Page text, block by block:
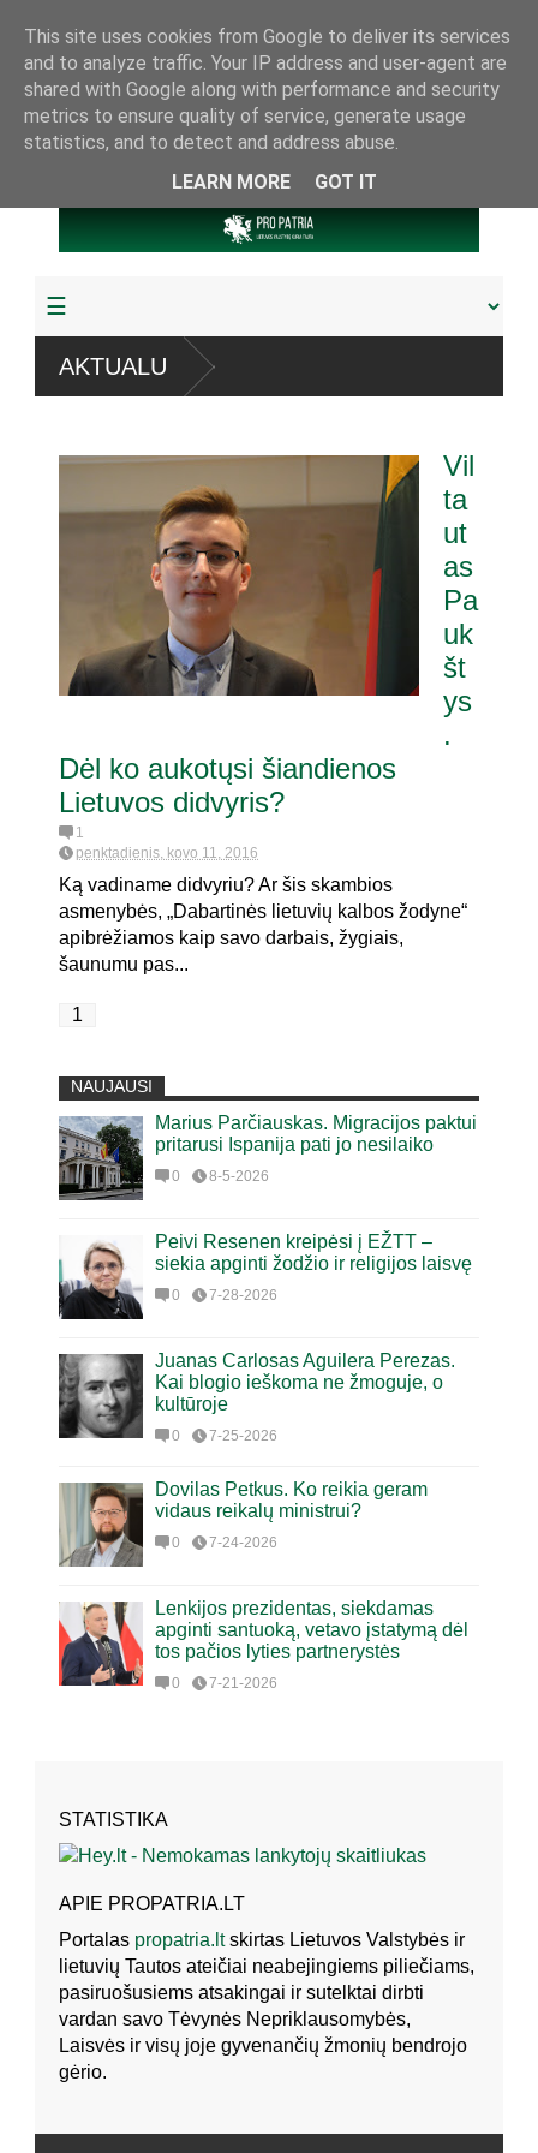
AKTUALU
pat. referendumui dėl
Vil
ta
ut
as
Pa
uk
št
ys
.
Dėl ko aukotųsi šiandienos
Lietuvos didvyris?
1
penktadienis, kovo 11, 2016
Ką vadiname didvyriu? Ar šis skambios
asmenybės, „Dabartinės lietuvių kalbos žodyne“
apibrėžiamos kaip savo darbais, žygiais,
šaunumu pas...
1
NAUJAUSI
Marius Parčiauskas. Migracijos paktui
pritarusi Ispanija pati jo nesilaiko
0 8-5-2026
Peivi Resenen kreipėsi į EŽTT –
siekia apginti žodžio ir religijos laisvę
0 7-28-2026
Juanas Carlosas Aguilera Perezas.
Kai blogio ieškoma ne žmoguje, o
kultūroje
0 7-25-2026
Dovilas Petkus. Ko reikia geram
vidaus reikalų ministrui?
0 7-24-2026
Lenkijos prezidentas, siekdamas
apginti santuoką, vetavo įstatymą dėl
tos pačios lyties partnerystės
0 7-21-2026
STATISTIKA
APIE PROPATRIA.LT
Portalas propatria.ltskirtas Lietuvos Valstybės ir
lietuvių Tautos ateičiai neabejingiems piliečiams,
pasiruošusiems atsakingai ir sutelktai dirbti
vardan savo Tėvynės Nepriklausomybės,
Laisvės ir visų joje gyvenančių žmonių bendrojo
gėrio.
This site uses cookies from Google to deliver its services
and to analyze traffic. Your IP address and user-agent are
shared with Google along with performance and security
metrics to ensure quality of service, generate usage
statistics, and to detect and address abuse.
LEARN MORE
GOT IT